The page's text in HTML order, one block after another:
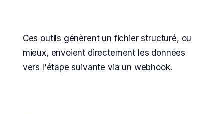
Ces outils génèrent un fichier structuré, ou
mieux, envoient directement les données
vers l'étape suivante via un webhook.